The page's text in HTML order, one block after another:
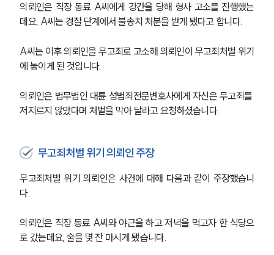
의뢰인은 직장 동료 A씨에게 강간을 당해 형사 고소를 진행했는
데요, A씨는 경찰 단계에서 불송치 처분을 받게 됐다고 합니다.
A씨는 이후 의뢰인을 무고죄로 고소해 의뢰인이 무고죄처벌 위기
에 놓이게 된 것입니다.
의뢰인은 법무법인 대륜 성범죄전문변호사에게 자신은 무고죄를
저지르지 않았다며 처벌을 막아 달라고 요청하셨습니다.
무고죄처벌 위기 의뢰인 주장
무고죄처벌 위기 의뢰인은 사건에 대해 다음과 같이 주장했습니
다.
의뢰인은 직장 동료 A씨와 야근을 하고 저녁을 먹고자 한 식당으
로 갔는데요, 술을 몇 잔 마시게 됐습니다.